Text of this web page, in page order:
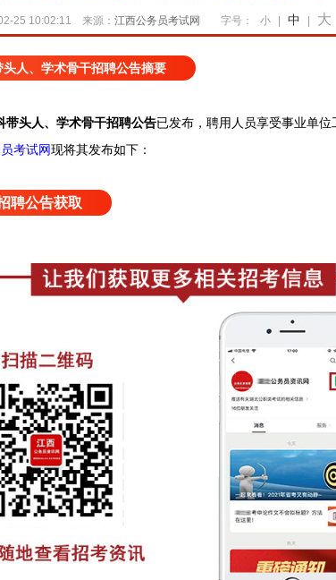
25 10:02:11 来源： 江西公务员考试网 字号： 小 中 大
人、学术骨干招聘公告摘要
带头人、学术骨干招聘公告已发布， 聘用人员享受事业单
考试网现将其发布如下：
聘公告获取